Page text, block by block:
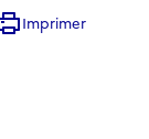
Imprimer